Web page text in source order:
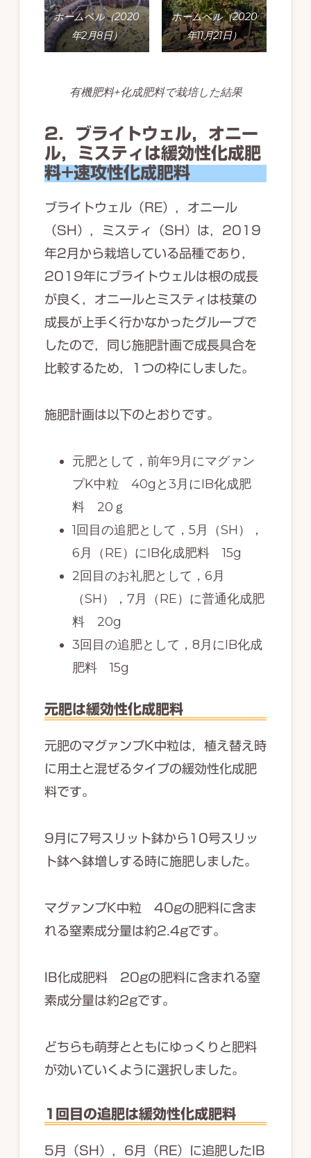
ホームベル（2020
年2月8日）
ホームベル（2020
年11月21日）
有機肥料+化成肥料で栽培した結果
2．ブライトウェル，オニー
ル，ミスティは緩効性化成肥
料+速攻性化成肥料
ブライトウェル（RE），オニール
（SH），ミスティ（SH）は，2019
年2月から栽培している品種であり，
2019年にブライトウェルは根の成長
が良く，オニールとミスティは枝葉の
成長が上手く行かなかったグループで
したので，同じ施肥計画で成長具合を
比較するため，1つの枠にしました。
施肥計画は以下のとおりです。
元肥として，前年9月にマグァン
プK中粒 40gと3月にIB化成肥
料 20ｇ
1回目の追肥として，5月（SH），
6月（RE）にIB化成肥料 15g
2回目のお礼肥として，6月
（SH），7月（RE）に普通化成肥
料 20g
3回目の追肥として，8月にIB化成
肥料 15g
元肥は緩効性化成肥料
元肥のマグァンプK中粒は，植え替え時
に用土と混ぜるタイプの緩効性化成肥
料です。
9月に7号スリット鉢から10号スリッ
ト鉢へ鉢増しする時に施肥しました。
マグァンプK中粒 40gの肥料に含ま
れる窒素成分量は約2.4gです。
IB化成肥料 20gの肥料に含まれる窒
素成分量は約2gです。
どちらも萌芽とともにゆっくりと肥料
が効いていくように選択しました。
1回目の追肥は緩効性化成肥料
5月（SH），6月（RE）に追肥したIB